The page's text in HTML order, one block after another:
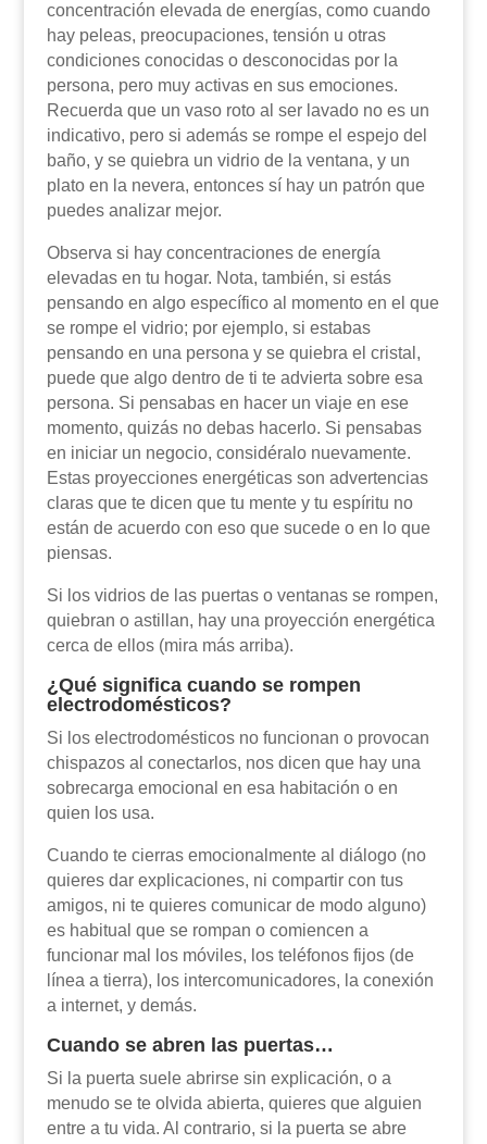
concentración elevada de energías, como cuando
hay peleas, preocupaciones, tensión u otras
condiciones conocidas o desconocidas por la
persona, pero muy activas en sus emociones.
Recuerda que un vaso roto al ser lavado no es un
indicativo, pero si además se rompe el espejo del
baño, y se quiebra un vidrio de la ventana, y un
plato en la nevera, entonces sí hay un patrón que
puedes analizar mejor.
Observa si hay concentraciones de energía
elevadas en tu hogar. Nota, también, si estás
pensando en algo específico al momento en el que
se rompe el vidrio; por ejemplo, si estabas
pensando en una persona y se quiebra el cristal,
puede que algo dentro de ti te advierta sobre esa
persona. Si pensabas en hacer un viaje en ese
momento, quizás no debas hacerlo. Si pensabas
en iniciar un negocio, considéralo nuevamente.
Estas proyecciones energéticas son advertencias
claras que te dicen que tu mente y tu espíritu no
están de acuerdo con eso que sucede o en lo que
piensas.
Si los vidrios de las puertas o ventanas se rompen,
quiebran o astillan, hay una proyección energética
cerca de ellos (mira más arriba).
¿Qué significa cuando se rompen
electrodomésticos?
Si los electrodomésticos no funcionan o provocan
chispazos al conectarlos, nos dicen que hay una
sobrecarga emocional en esa habitación o en
quien los usa.
Cuando te cierras emocionalmente al diálogo (no
quieres dar explicaciones, ni compartir con tus
amigos, ni te quieres comunicar de modo alguno)
es habitual que se rompan o comiencen a
funcionar mal los móviles, los teléfonos fijos (de
línea a tierra), los intercomunicadores, la conexión
a internet, y demás.
Cuando se abren las puertas…
Si la puerta suele abrirse sin explicación, o a
menudo se te olvida abierta, quieres que alguien
entre a tu vida. Al contrario, si la puerta se abre